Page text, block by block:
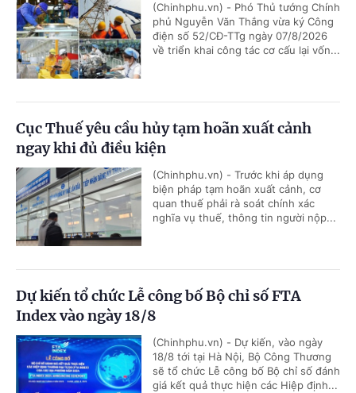
(Chinhphu.vn) - Phó Thủ tướng Chính
phủ Nguyễn Văn Thắng vừa ký Công
điện số 52/CĐ-TTg ngày 07/8/2026
về triển khai công tác cơ cấu lại vốn...
Cục Thuế yêu cầu hủy tạm hoãn xuất cảnh
ngay khi đủ điều kiện
(Chinhphu.vn) - Trước khi áp dụng
biện pháp tạm hoãn xuất cảnh, cơ
quan thuế phải rà soát chính xác
nghĩa vụ thuế, thông tin người nộp...
Dự kiến tổ chức Lễ công bố Bộ chỉ số FTA
Index vào ngày 18/8
(Chinhphu.vn) - Dự kiến, vào ngày
18/8 tới tại Hà Nội, Bộ Công Thương
sẽ tổ chức Lễ công bố Bộ chỉ số đánh
giá kết quả thực hiện các Hiệp định...